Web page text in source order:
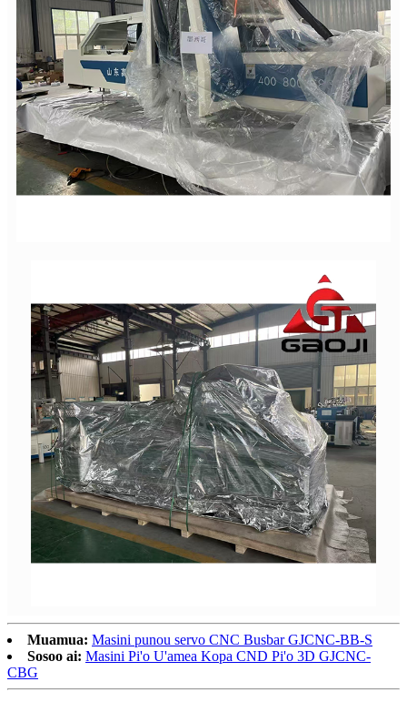
Muamua: Masini punou servo CNC Busbar GJCNC-BB-S
Sosoo ai: Masini Pi'o U'amea Kopa CND Pi'o 3D GJCNC-
CBG